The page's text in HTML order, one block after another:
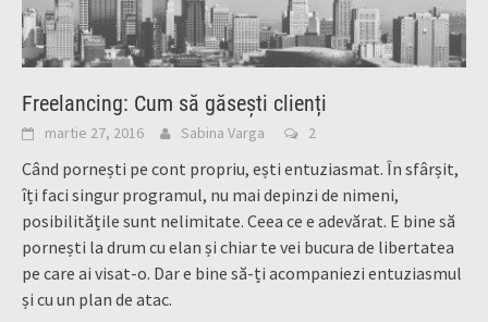
Freelancing: Cum să găsești clienți
martie 27, 2016 Sabina Varga 2
Când pornești pe cont propriu, ești entuziasmat. În sfârșit,
îți faci singur programul, nu mai depinzi de nimeni,
posibilitățile sunt nelimitate. Ceea ce e adevărat. E bine să
pornești la drum cu elan și chiar te vei bucura de libertatea
pe care ai visat-o. Dar e bine să-ți acompaniezi entuziasmul
și cu un plan de atac.